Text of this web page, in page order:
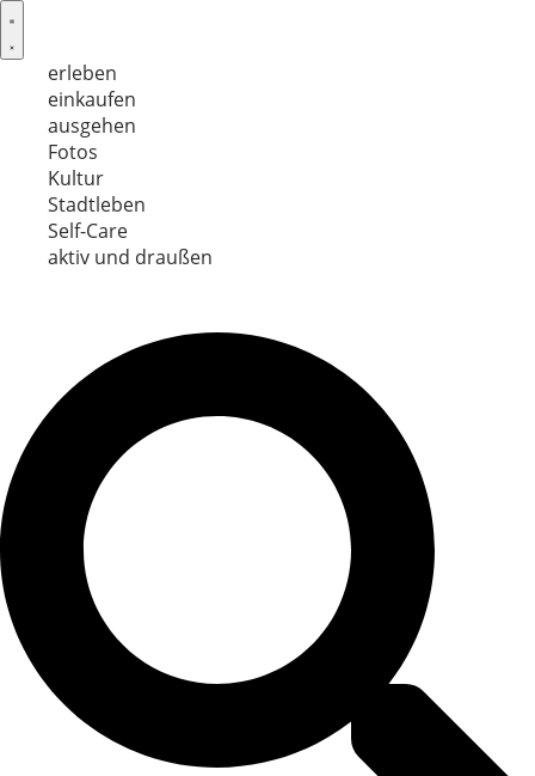
Skip
contenterleben
einkaufen
ausgehen
Fotos
Kultur
Stadtleben
Self-Care
aktiv und draußen